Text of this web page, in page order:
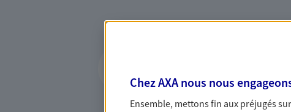
Vous accompagner dans vos
Chez AXA nous nous
Ensemble, mettons fin aux préjugés